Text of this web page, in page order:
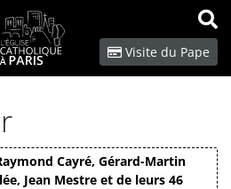
OK
Visite du Pape
Cayré, Gérard-Martin
Jean Mestre et de leurs 46